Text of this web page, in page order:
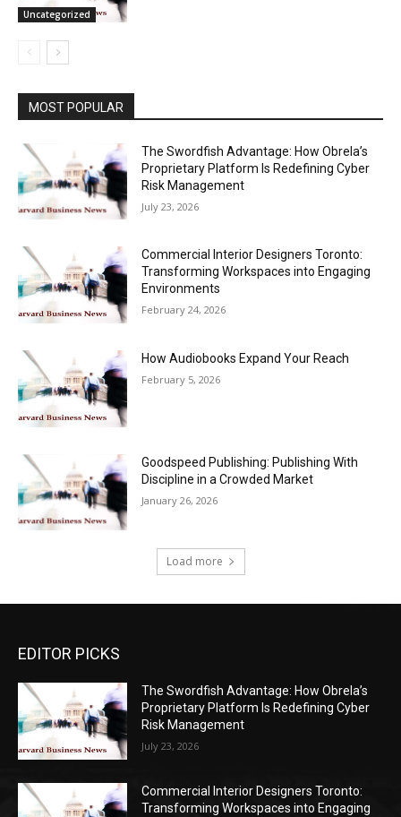
Uncategorized
MOST POPULAR
The Swordfish Advantage: How Obrela’s
Proprietary Platform Is Redefining Cyber
Risk Management
July 23, 2026
Commercial Interior Designers Toronto:
Transforming Workspaces into Engaging
Environments
February 24, 2026
How Audiobooks Expand Your Reach
February 5, 2026
Goodspeed Publishing: Publishing With
Discipline in a Crowded Market
January 26, 2026
Load more
EDITOR PICKS
The Swordfish Advantage: How Obrela’s
Proprietary Platform Is Redefining Cyber
Risk Management
July 23, 2026
Commercial Interior Designers Toronto:
Transforming Workspaces into Engaging